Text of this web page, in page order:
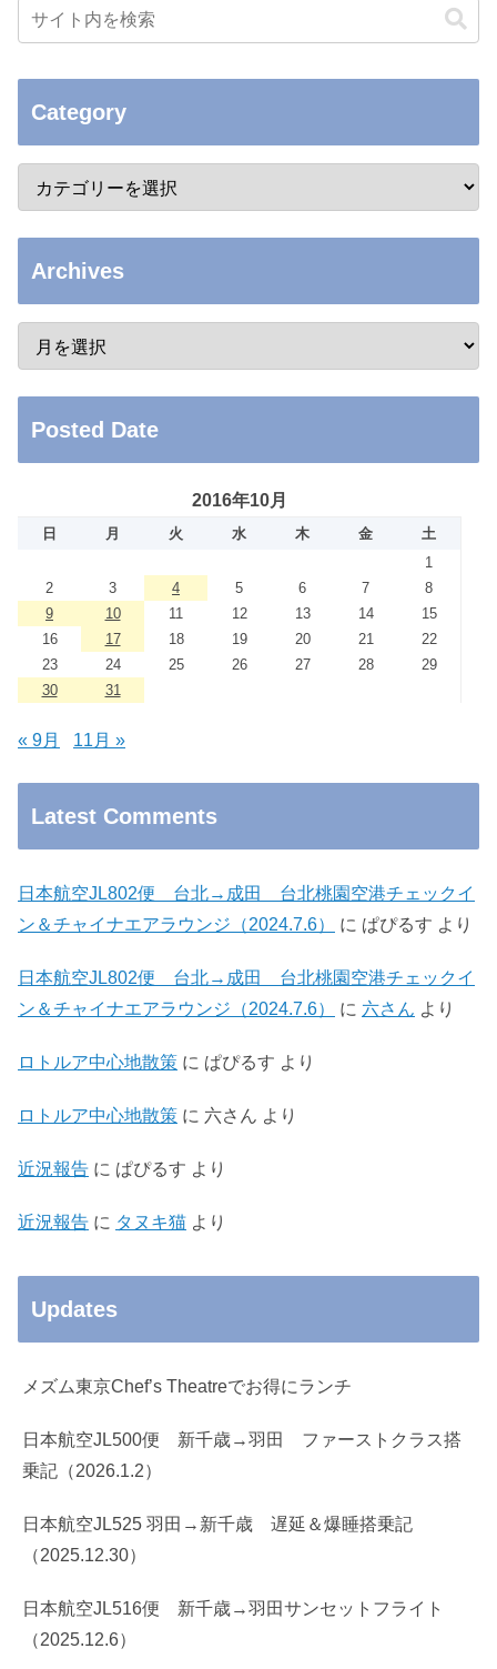
Category
Archives
Posted Date
2016年10月
日 月 火 水 木 金
土
1
2
3 4 5 6 7
8
9
10 11 12 13 14
15
16
17 18 19 20 21
22
23
24 25 26 27 28
29
30
31
« 9月 11月 »
Latest Comments
日本航空JL802便 台北→成田 台北桃園空港チェックイ
ン＆チャイナエアラウンジ（2024.7.6）
に ぱぴるす より
日本航空JL802便 台北→成田 台北桃園空港チェックイ
ン＆チャイナエアラウンジ（2024.7.6）
に 六さん より
ロトルア中心地散策 に ぱぴるす より
ロトルア中心地散策 に 六さん より
近況報告 に ぱぴるす より
近況報告 に タヌキ猫 より
Updates
メズム東京Chef’s Theatreでお得にランチ
日本航空JL500便 新千歳→羽田 ファーストクラス搭
乗記（2026.1.2）
日本航空JL525 羽田→新千歳 遅延＆爆睡搭乗記
（2025.12.30）
日本航空JL516便 新千歳→羽田サンセットフライト
（2025.12.6）